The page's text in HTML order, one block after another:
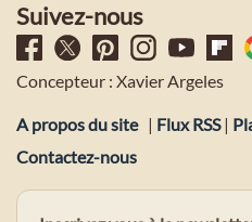
Suivez-nous
Concepteur : Xavier Argeles
A propos du site | Flux RSS|
Contactez-nous